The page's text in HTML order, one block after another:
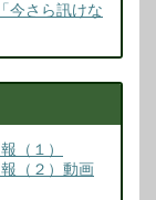
今さら訊けな
（１）
（２）動画